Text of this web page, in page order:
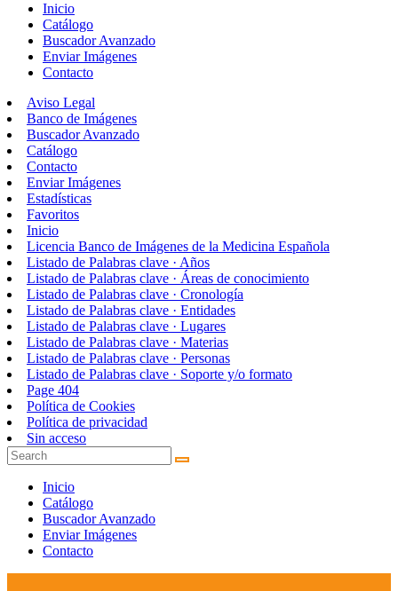
Inicio
Catálogo
Buscador Avanzado
Enviar Imágenes
Contacto
Aviso Legal
Banco de Imágenes
Buscador Avanzado
Catálogo
Contacto
Enviar Imágenes
Estadísticas
Favoritos
Inicio
Licencia Banco de Imágenes de la Medicina Española
Listado de Palabras clave · Años
Listado de Palabras clave · Áreas de conocimiento
Listado de Palabras clave · Cronología
Listado de Palabras clave · Entidades
Listado de Palabras clave · Lugares
Listado de Palabras clave · Materias
Listado de Palabras clave · Personas
Listado de Palabras clave · Soporte y/o formato
Page 404
Política de Cookies
Política de privacidad
Sin acceso
Inicio
Catálogo
Buscador Avanzado
Enviar Imágenes
Contacto